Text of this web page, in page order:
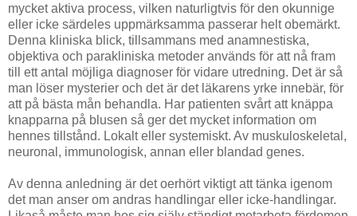
mycket aktiva process, vilken naturligtvis för den okunnige
eller icke särdeles uppmärksamma passerar helt obemärkt.
Denna kliniska blick, tillsammans med anamnestiska,
objektiva och parakliniska metoder används för att nå fram
till ett antal möjliga diagnoser för vidare utredning. Det är så
man löser mysterier och det är det läkarens yrke innebär, för
att på bästa mån behandla. Har patienten svårt att knäppa
knapparna på blusen så ger det mycket information om
hennes tillstånd. Lokalt eller systemiskt. Av muskuloskeletal,
neuronal, immunologisk, annan eller blandad genes.
Av denna anledning är det oerhört viktigt att tänka igenom
det man anser om andras handlingar eller icke-handlingar.